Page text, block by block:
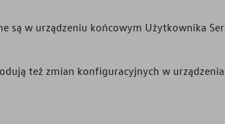
są w urządzeniu końcowym Użytkownika
też zmian konfiguracyjnych w